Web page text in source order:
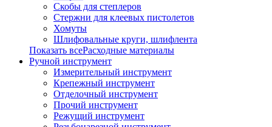
Скобы для степлеров
Стержни для клеевых пистолетов
Хомуты
Шлифовальные круги, шлифлента
Показать всеРасходные материалы
Ручной инструмент
Измерительный инструмент
Крепежный инструмент
Отделочный инструмент
Прочий инструмент
Режущий инструмент